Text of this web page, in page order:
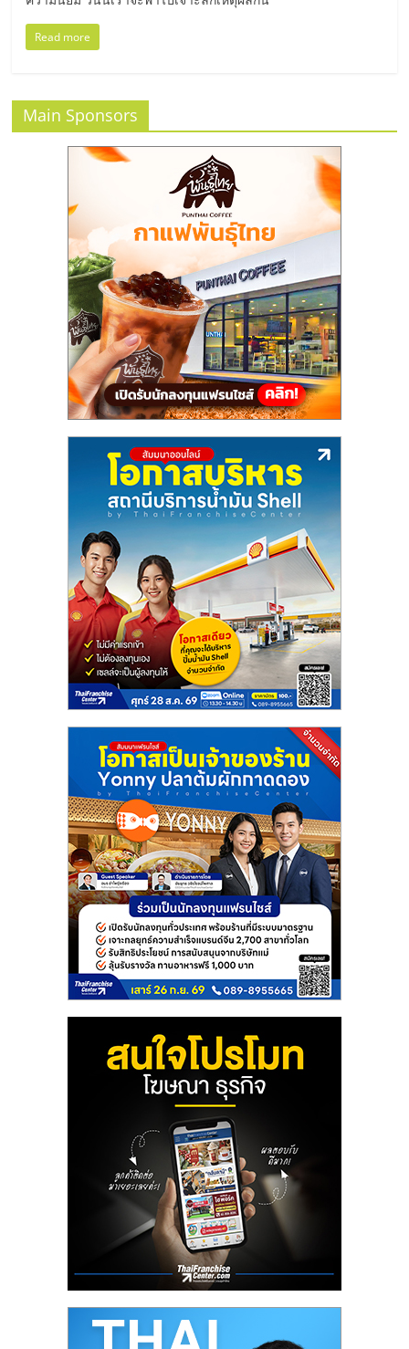
SMEs,
แฟ
รน
ไชส์,
ปรึกษา
แฟ
ไชส์,
แฟ
ไชส์
ขาย
แฟ
ไชส์
แฟ
ไชส์
ขาย
Read more
Main Sponsors